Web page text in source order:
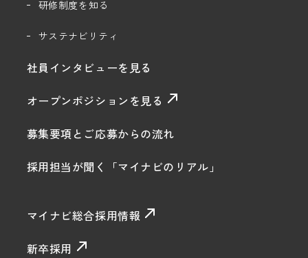
研修制度を知る
サステナビリティ
社員インタビューを見る
オープンポジションを見る
募集要項とご応募からの流れ
採用担当が聞く「マイナビのリアル」
マイナビ総合採用情報
新卒採用